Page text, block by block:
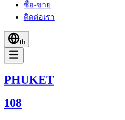
ซื้อ-ขาย
ติดต่อเรา
th
PHUKET
108